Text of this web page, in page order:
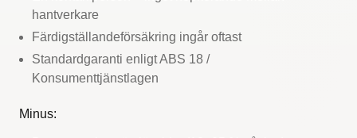
hantverkare
Färdigställandeförsäkring ingår oftast
Standardgaranti enligt ABS 18 /
Konsumenttjänstlagen
Minus: